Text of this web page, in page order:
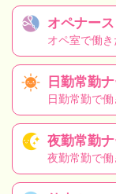
オペナース
オペ室で働き
日勤常勤
日勤常勤で働
夜勤常勤
夜勤常勤で働